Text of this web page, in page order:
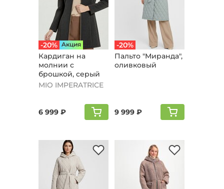
-20% Aкция
Кардиган на
молнии с
брошкой, серый
MIO IMPERATRICE
6 999 ₽
-20%
Пальто "Мирaнда",
оливковый
9 999 ₽